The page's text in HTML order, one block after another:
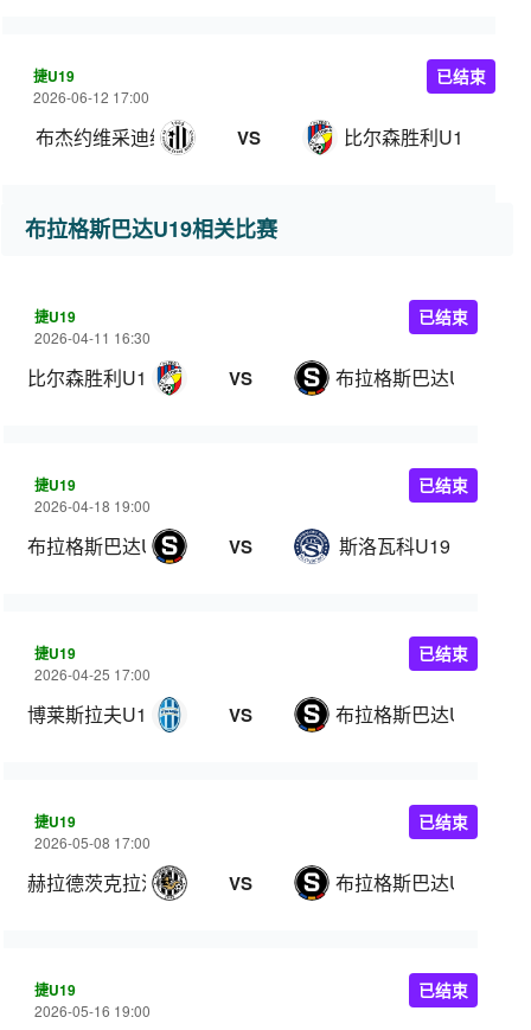
捷U19
2026-06-12 17:00
布杰约维采迪纳摩U19 VS 比尔森胜利U19
已结束
布拉格斯巴达U19相关比赛
捷U19
2026-04-11 16:30
比尔森胜利U19 VS 布拉格斯巴达U19
已结束
捷U19
2026-04-18 19:00
布拉格斯巴达U19 VS 斯洛瓦科U19
已结束
捷U19
2026-04-25 17:00
博莱斯拉夫U19 VS 布拉格斯巴达U19
已结束
捷U19
2026-05-08 17:00
赫拉德茨克拉洛韦U19 VS 布拉格斯巴达U19
已结束
捷U19
2026-05-16 19:00
已结束